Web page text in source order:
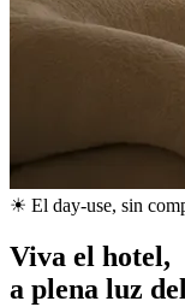
☀ El day-use, sin
Viva el hotel,
a plena luz